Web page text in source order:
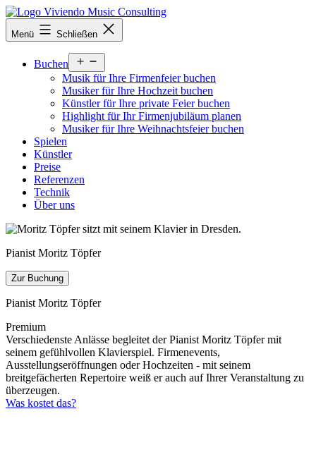
Zum
Inhalt
springen
viviendomusic.com
Menü Schließen
Buchen
öffnen
Musik für Ihre Firmenfeier buchen
Musiker für Ihre Hochzeit buchen
Künstler für Ihre private Feier buchen
Highlight für Ihr Firmenjubiläum planen
Musiker für Ihre Weihnachtsfeier buchen
Spielen
Künstler
Preise
Referenzen
Technik
Über uns
Pianist Moritz Töpfer
Zur Buchung
Pianist Moritz Töpfer
Premium
Verschiedenste Anlässe begleitet der Pianist Moritz Töpfer mit
seinem gefühlvollen Klavierspiel. Firmenevents,
Ausstellungseröffnungen oder Hochzeiten - mit seinem
breitgefächerten Repertoire weiß er auch auf Ihrer Veranstaltung zu
überzeugen.
Was kostet das?